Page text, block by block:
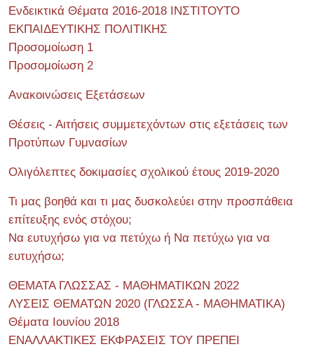
Ενδεικτικά Θέματα 2016-2018 ΙΝΣΤΙΤΟΥΤΟ
ΕΚΠΑΙΔΕΥΤΙΚΗΣ ΠΟΛΙΤΙΚΗΣ
Προσομοίωση 1
Προσομοίωση 2
Ανακοινώσεις Εξετάσεων
Θέσεις - Αιτήσεις συμμετεχόντων στις εξετάσεις των
Προτύπων Γυμνασίων
Ολιγόλεπτες δοκιμασίες σχολικού έτους 2019-2020
Τι μας βοηθά και τι μας δυσκολεύει στην προσπάθεια
επίτευξης ενός στόχου;
Να ευτυχήσω για να πετύχω ή Να πετύχω για να
ευτυχήσω;
ΘΕΜΑΤΑ ΓΛΩΣΣΑΣ - ΜΑΘΗΜΑΤΙΚΩΝ 2022
ΛΥΣΕΙΣ ΘΕΜΑΤΩΝ 2020 (ΓΛΩΣΣΑ - ΜΑΘΗΜΑΤΙΚΑ)
Θέματα Ιουνίου 2018
ΕΝΑΛΛΑΚΤΙΚΕΣ ΕΚΦΡΑΣΕΙΣ ΤΟΥ ΠΡΕΠΕΙ